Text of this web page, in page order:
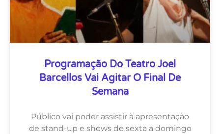
Programação Do Teatro Joel
Barcellos Vai Agitar O Final De
Semana
Público vai poder assistir à apresentação
de stand-up e shows de sexta a domingo